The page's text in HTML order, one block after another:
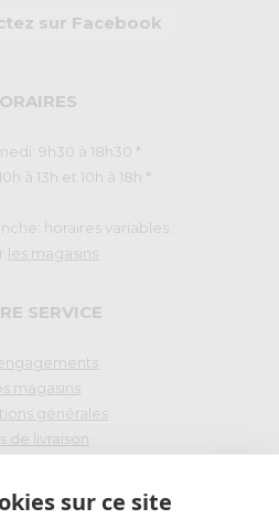
sur ce site
sur Facebook
9h30 à 18h30 *
à 13h et 10h à 18h *
horaires variables.
les magasins
SERVICE
magasins
générales
de livraison